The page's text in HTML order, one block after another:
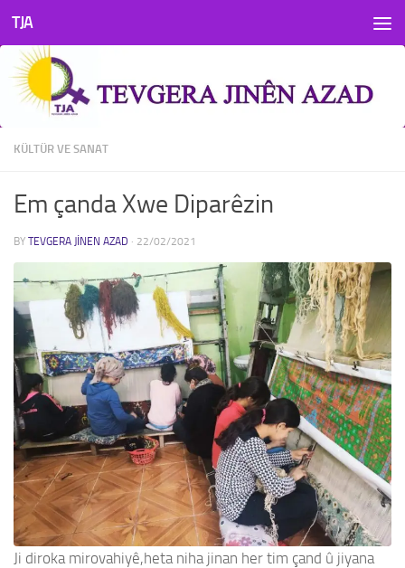
Skip to content
TJA
KÜLTÜR VE SANAT
Em çanda Xwe Diparêzin
BY TEVGERA JINEN AZAD · 22/02/2021
Ji diroka mirovahiyê,heta niha jinan her tim çand û jiyana